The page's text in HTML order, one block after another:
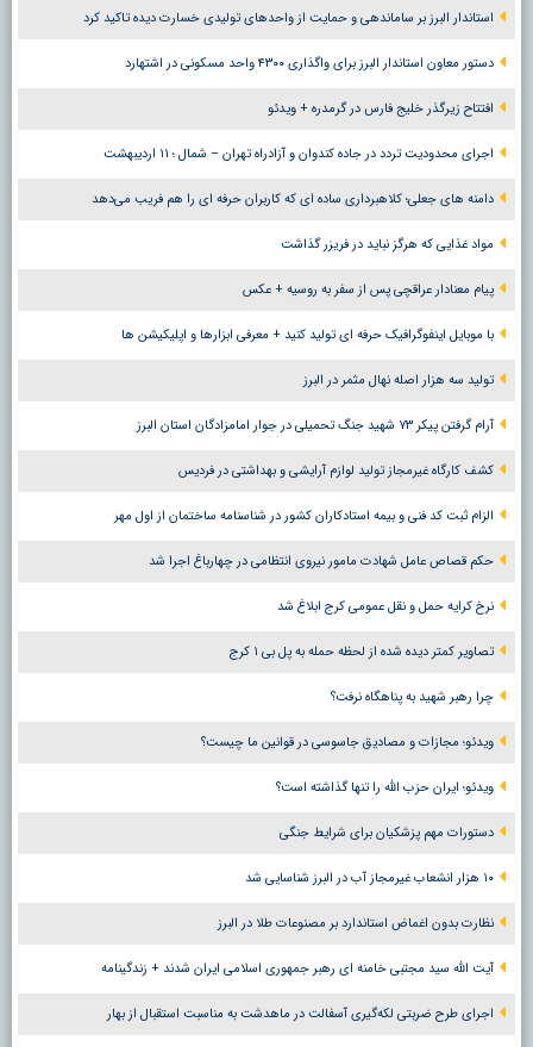
استاندار البرز بر ساماندهی و حمایت از واحدهای تولیدی خسارت دیده تاکید کرد
دستور معاون استاندار البرز برای واگذاری ۴۳۰۰ واحد مسکونی در اشتهارد
افتتاح زیرگذر خلیج فارس در گرمدره + ویدئو
اجرای محدودیت تردد در جاده کندوان و آزادراه تهران – شمال ؛ ١١ اردیبهشت
دامنه های جعلی؛ کلاهبرداری ساده ای که کاربران حرفه ای را هم فریب می‌دهد
مواد غذایی که هرگز نباید در فریزر گذاشت
پیام معنادار عراقچی پس از سفر به روسیه + عکس
با موبایل اینفوگرافیک حرفه ای تولید کنید + معرفی ابزارها و اپلیکیشن ها
تولید سه هزار اصله نهال مثمر در البرز
آرام گرفتن پیکر ۷۳ شهید جنگ تحمیلی در جوار امامزادگان استان البرز
کشف کارگاه غیرمجاز تولید لوازم آرایشی و بهداشتی در فردیس
الزام ثبت کد فنی و بیمه استادکاران کشور در شناسنامه ساختمان از اول مهر
حکم قصاص عامل شهادت مامور نیروی انتظامی در چهارباغ اجرا شد
نرخ کرایه حمل و نقل عمومی کرج ابلاغ شد
تصاویر کمتر دیده شده از لحظه حمله به پل بی ۱ کرج
چرا رهبر شهید به پناهگاه نرفت؟
ویدئو؛ مجازات و مصادیق جاسوسی در قوانین ما چیست؟
ویدئو؛ ایران حزب الله را تنها گذاشته است؟
دستورات مهم پزشکیان برای شرایط جنگی
۱۰ هزار انشعاب غیرمجاز آب در البرز شناسایی شد
نظارت بدون اغماض استاندارد بر مصنوعات طلا در البرز
آیت الله سید مجتبی خامنه ای رهبر جمهوری اسلامی ایران شدند + زندگینامه
اجرای طرح ضربتی لکه‌گیری آسفالت در ماهدشت به مناسبت استقبال از بهار